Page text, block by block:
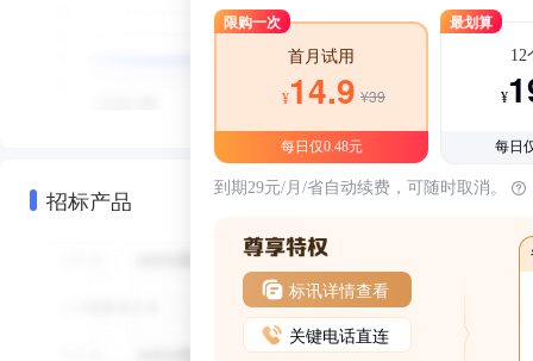
招标产品
限购一次
首月试用
¥14.9 ¥39
每日仅0.48元
最划算
12
¥
每日
到期29元/月/省自动续费，可随时取消。
标讯详情查看
关键电话直连